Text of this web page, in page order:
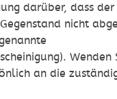
darüber, dass der
nicht
Wenden
an die